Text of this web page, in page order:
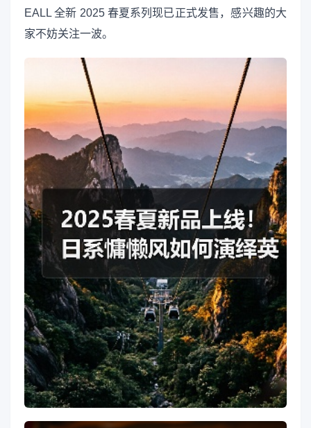
EALL 全新 2025 春夏系列现已正式发售，感兴趣的大
家不妨关注一波。